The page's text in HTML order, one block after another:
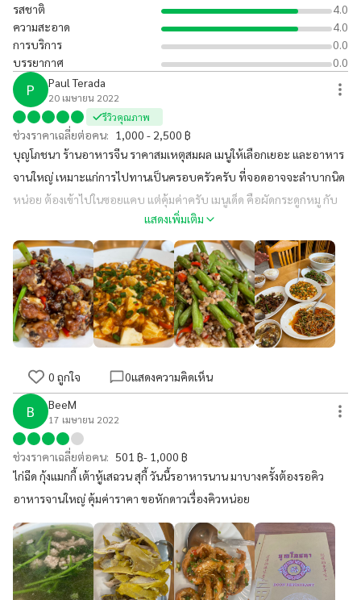
รสชาติ
4.0
ความสะอาด
4.0
การบริการ
0.0
บรรยากาศ
0.0
P Paul Terada
20 เมษายน 2022
รีวิวคุณภาพ
ช่วงราคาเฉลี่ยต่อคน: 1,000 - 2,500 ฿
บุญโภชนา ร้านอาหารจีน ราคาสมเหตุสมผล เมนูให้เลือกเยอะ และอาหาร
จานใหญ่ เหมาะแก่การไปทานเป็นครอบครัวครับ ที่จอดอาจจะลำบากนิด
หน่อย ต้องเข้าไปในซอยแคบ แต่คุ้มค่าครับ เมนูเด็ด คือผัดกระดูกหมู กับ
ผัดเต้าหู้ และ hot and sour soup ก็ถูกปากครับ
แสดงเพิ่มเติม
0 ถูกใจ 0แสดงความคิดเห็น
B BeeM
17 เมษายน 2022
ช่วงราคาเฉลี่ยต่อคน: 501 ฿- 1,000 ฿
ไก่ฉีด กุ้งแมกกี้ เต้าหู้เสฉวน สุกี้ วันนี้รอาหารนาน มาบางครั้งต้องรอคิว
อาหารจานใหญ่ คุ้มค่าราคา ขอหักดาวเรื่องคิวหน่อย